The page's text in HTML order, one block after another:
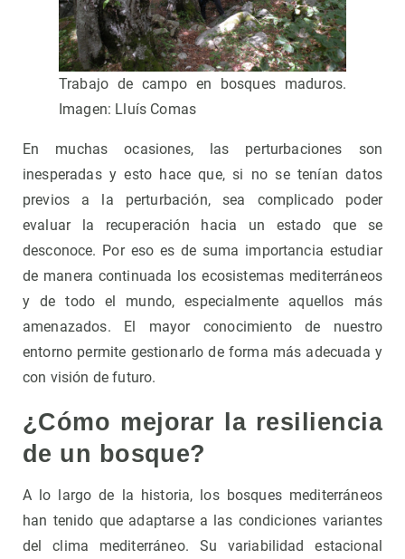
Trabajo de campo en bosques maduros.
Imagen: Lluís Comas
En muchas ocasiones, las perturbaciones son
inesperadas y esto hace que, si no se tenían datos
previos a la perturbación, sea complicado poder
evaluar la recuperación hacia un estado que se
desconoce. Por eso es de suma importancia estudiar
de manera continuada los ecosistemas mediterráneos
y de todo el mundo, especialmente aquellos más
amenazados. El mayor conocimiento de nuestro
entorno permite gestionarlo de forma más adecuada y
con visión de futuro.
¿Cómo mejorar la resiliencia
de un bosque?
A lo largo de la historia, los bosques mediterráneos
han tenido que adaptarse a las condiciones variantes
del clima mediterráneo. Su variabilidad estacional